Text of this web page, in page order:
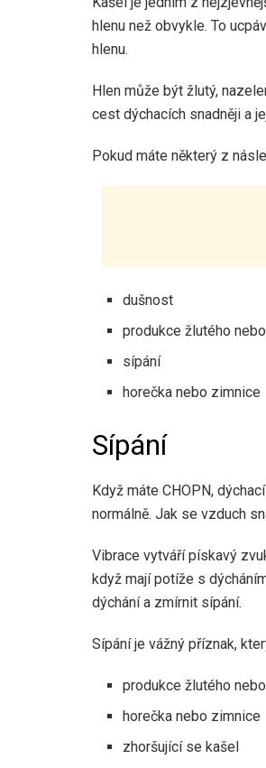
hlenu než obvykle. To
hlenu.
Hlen může být žlutý,
cest dýchacích snadněji a
Pokud máte některý z
dušnost
produkce žlutého
sípání
horečka nebo zimnice
Sípání
Když máte CHOPN,
normálně. Jak se vzduch
Vibrace vytváří pískavý
když mají potíže s
dýchání a zmírnit sípání.
Sípání je vážný příznak,
produkce žlutého
horečka nebo zimnice
zhoršující se kašel